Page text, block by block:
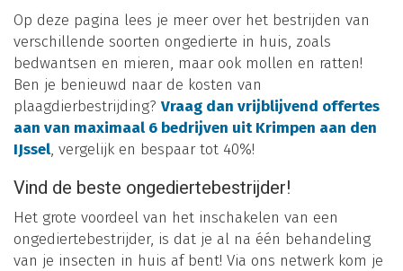
Op deze pagina lees je meer over het bestrijden van
verschillende soorten ongedierte in huis, zoals
bedwantsen en mieren, maar ook mollen en ratten!
Ben je benieuwd naar de kosten van
plaagdierbestrijding? Vraag dan vrijblijvend offertes
aan van maximaal 6 bedrijven uit Krimpen aan den
IJssel, vergelijk en bespaar tot 40%!
Vind de beste ongediertebestrijder!
Het grote voordeel van het inschakelen van een
ongediertebestrijder, is dat je al na één behandeling
van je insecten in huis af bent! Via ons netwerk kom je